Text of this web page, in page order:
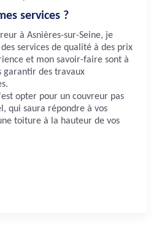
services ?
à Asnières-sur-Seine, je
services de qualité à des prix
et mon savoir-faire sont à
garantir des travaux
opter pour un couvreur pas
qui saura répondre à vos
toiture à la hauteur de vos